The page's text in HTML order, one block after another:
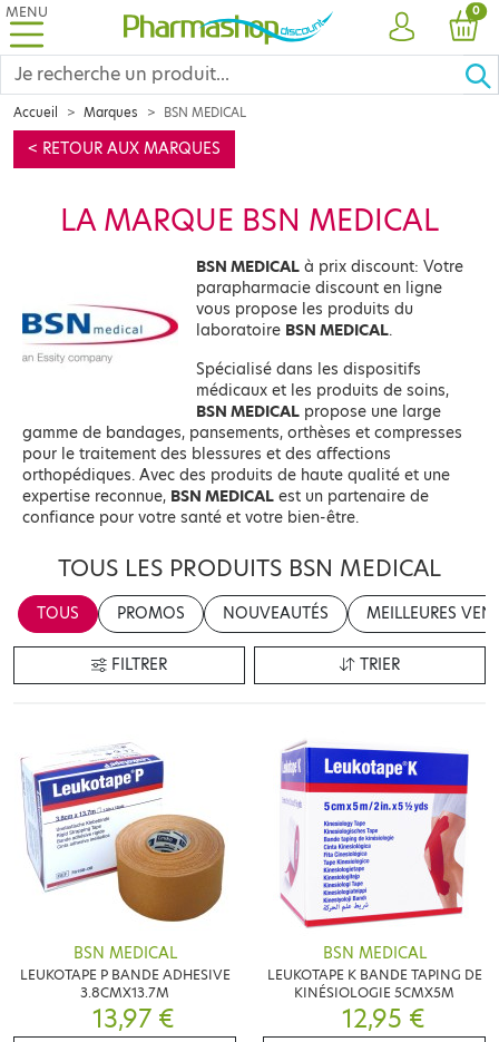
MENU
COMPTE
0
Accueil Marques BSN MEDICAL
< RETOUR AUX MARQUES
LA MARQUE BSN MEDICAL
BSN MEDICAL à prix discount: Votre
parapharmacie discount en ligne
vous propose les produits du
laboratoire BSN MEDICAL.
Spécialisé dans les dispositifs
médicaux et les produits de soins,
BSN MEDICAL propose une large
gamme de bandages, pansements, orthèses et compresses
pour le traitement des blessures et des affections
orthopédiques. Avec des produits de haute qualité et une
expertise reconnue, BSN MEDICAL est un partenaire de
confiance pour votre santé et votre bien-être.
TOUS LES PRODUITS BSN MEDICAL
TOUS PROMOS NOUVEAUTÉS MEILLEURES
FILTRER TRIER
BSN MEDICAL
LEUKOTAPE P BANDE ADHESIVE
3.8CMX13.7M
13,97 €
BSN MEDICAL
LEUKOTAPE K BANDE TAPING DE
KINÉSIOLOGIE 5CMX5M
12,95 €